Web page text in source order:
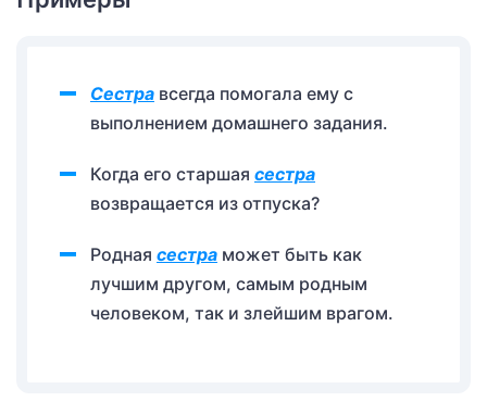
Сестра всегда помогала ему с
выполнением домашнего задания.
Когда его старшая сестра
возвращается из отпуска?
Родная сестра может быть как
лучшим другом, самым родным
человеком, так и злейшим врагом.